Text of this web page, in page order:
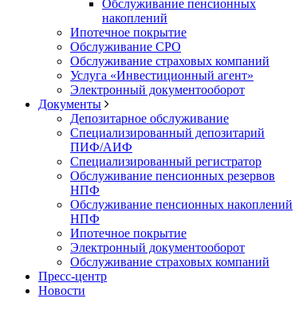
Обслуживание пенсионных
накоплений
Ипотечное покрытие
Обслуживание СРО
Обслуживание страховых компаний
Услуга «Инвестиционный агент»
Электронный документооборот
Документы
Депозитарное обслуживание
Специализированный депозитарий
ПИФ/АИФ
Специализированный регистратор
Обслуживание пенсионных резервов
НПФ
Обслуживание пенсионных накоплений
НПФ
Ипотечное покрытие
Электронный документооборот
Обслуживание страховых компаний
Пресс-центр
Новости